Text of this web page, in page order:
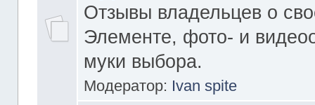
Отзывы владельцев о
Элементе, фото- и
муки выбора.
Модератор: Ivan spite